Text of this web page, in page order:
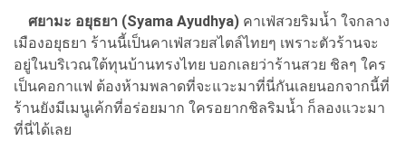
ศยามะ อยุธยา (Syama Ayudhya) คาเฟ่สวยริมน้ำ ใจกลาง
เมืองอยุธยา ร้านนี้เป็นคาเฟ่สวยสไตล์ไทยๆ เพราะตัวร้านจะ
อยู่ในบริเวณใต้ทุนบ้านทรงไทย บอกเลยว่าร้านสวย ชิลๆ ใคร
เป็นคอกาแฟ ต้องห้ามพลาดที่จะแวะมาที่นี่กันเลยนอกจากนี้ที่
ร้านยังมีเมนูเค้กที่อร่อยมาก ใครอยากชิลริมน้ำ ก็ลองแวะมา
ที่นี่ได้เลย